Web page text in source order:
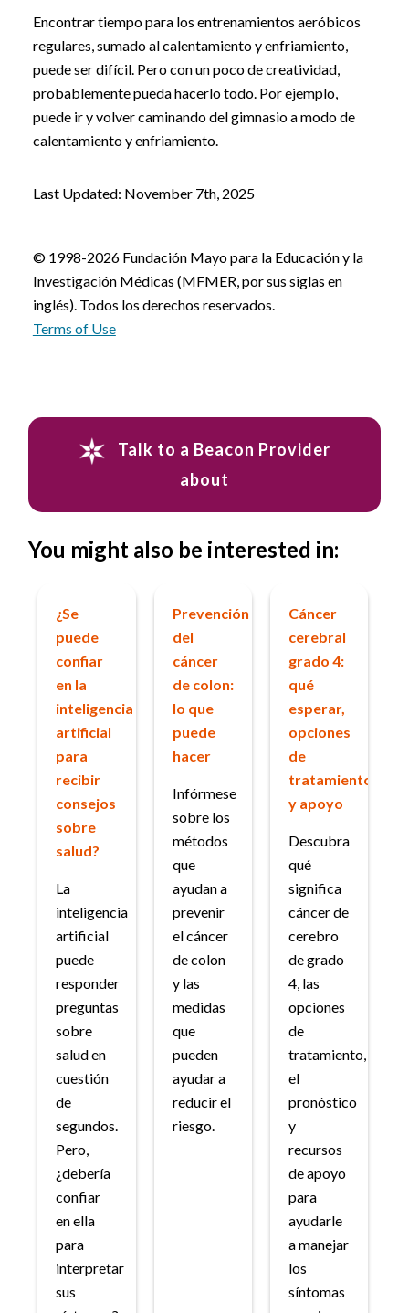
Encontrar tiempo para los entrenamientos aeróbicos
regulares, sumado al calentamiento y enfriamiento,
puede ser difícil. Pero con un poco de creatividad,
probablemente pueda hacerlo todo. Por ejemplo,
puede ir y volver caminando del gimnasio a modo de
calentamiento y enfriamiento.
Last Updated: November 7th, 2025
© 1998-2026 Fundación Mayo para la Educación y la
Investigación Médicas (MFMER, por sus siglas en
inglés). Todos los derechos reservados.
Terms of Use
Talk to a Beacon Provider
about
You might also be interested in:
¿Se
puede
confiar
en la
inteligencia
artificial
para
recibir
consejos
sobre
salud?
La
inteligencia
artificial
puede
responder
preguntas
sobre
salud en
cuestión
de
segundos.
Pero,
¿debería
confiar
en ella
para
interpretar
sus
Prevención
del
cáncer
de colon:
lo que
puede
hacer
Infórmese
sobre los
métodos
que
ayudan a
prevenir
el cáncer
de colon
y las
medidas
que
pueden
ayudar a
reducir el
riesgo.
Cáncer
cerebral
grado 4:
qué
esperar,
opciones
de
tratamiento
y apoyo
Descubra
qué
significa
cáncer de
cerebro
de grado
4, las
opciones
de
tratamiento,
el
pronóstico
y
recursos
de apoyo
para
ayudarle
a manejar
los
síntomas